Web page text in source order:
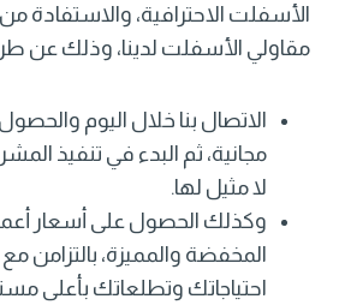
الأسفلت الاحترافية، والاستفادة
مقاولي الأسفلت لدينا، وذلك عن
الاتصال بنا خلال اليوم
مجانية، ثم البدء في تنفيذ
لا مثيل لها.
وكذلك الحصول على أسعار
المخفضة والمميزة، بالتزامن
احتياجاتك وتطلعاتك بأعلى